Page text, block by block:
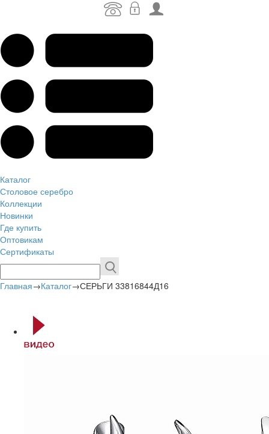
Каталог
Столовое серебро
Коллекции
Новинки
Где купить
Оптовикам
Сертификаты
Главная→Каталог→СЕРЬГИ 33816844Д16